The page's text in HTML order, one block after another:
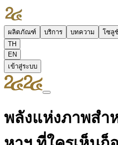
ผลิตภัณฑ์ บริการ บทความ โซลู
TH
EN
เข้าสู่ระบบ
พลังแห่งภาพสำ